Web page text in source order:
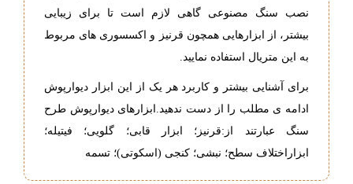
نصب سنگ مصنوعی گاهی لازم است تا برای زیبایی
بیشتر، از ابزارهایی همچون قرنیز و اکسسوری های مربوط
به این متریال استفاده نمایید.
برای آشنایی بیشتر و کاربرد هر یک از این ابزار دیوارپوش
ادامه ی مطلب را از دست ندهید.ابزارهای دیوارپوش طرح
سنگ عبارتند از:قرنیز؛ ابزار قابی؛ گلویی؛ فیتیله؛
ابزاراختلاف سطح؛ نبشی؛ کنجی (اسکوتی)؛ تسمه